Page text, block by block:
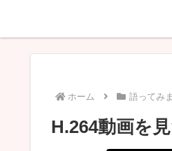
ホーム 語ってみ
H.264動画を見